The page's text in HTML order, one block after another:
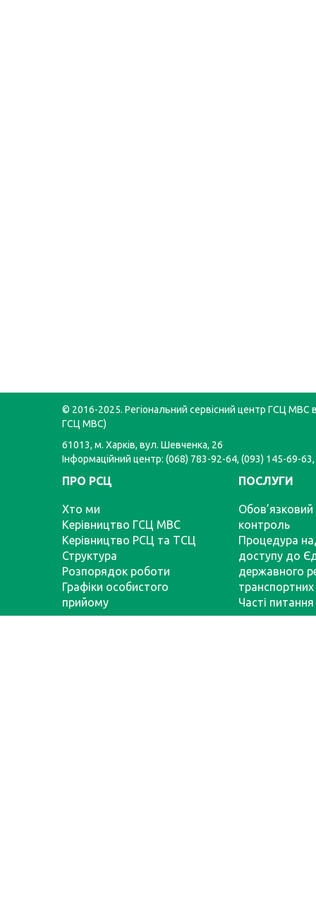
© 2016-2025. Регіональний сервісний центр ГСЦ МВС в
ГСЦ МВС)
61013, м. Харків, вул. Шевченка, 26
Інформаційний центр: (068) 783-92-64, (093) 145-69-
ПРО РСЦ
Хто ми
Керівництво ГСЦ МВС
Керівництво РСЦ та ТСЦ
Структура
Розпорядок роботи
Графіки особистого
прийому
ПОСЛУГИ
Обов’язковий
контроль
Процедура
доступу до
державного
транспортних
Часті питання